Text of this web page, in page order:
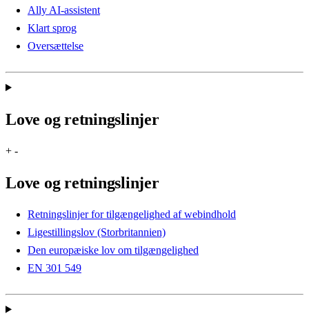
Ally AI-assistent
Klart sprog
Oversættelse
Love og retningslinjer
+ -
Love og retningslinjer
Retningslinjer for tilgængelighed af webindhold
Ligestillingslov (Storbritannien)
Den europæiske lov om tilgængelighed
EN 301 549